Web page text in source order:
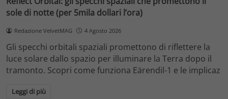
sole di notte (per 5mila dollari l’ora)
Redazione VelvetMAG 4 Agosto 2026
Gli specchi orbitali spaziali promettono di riflettere la
luce solare dallo spazio per illuminare la Terra dopo il
tramonto. Scopri come funziona Eärendil-1 e le implicaz
Leggi di più